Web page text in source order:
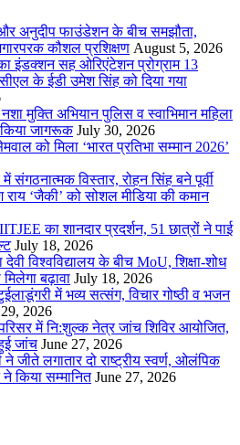
और अनुदीप फाउंडेशन के बीच समझौता,
कौशल प्रशिक्षण August 5, 2026
का इंडक्शन सह ओरिएंटेशन प्रोग्राम 13
के ईडी उमेश सिंह को दिया गया
मुक्ति अभियान पुलिस व स्वाभिमान महिला
किया जागरूक July 30, 2026
को मिला ‘भारत प्रतिभा सम्मान 2026’
विस्तार, रोहन सिंह बने पूर्वी
‘जैकी’ को सोशल मीडिया की कमान
का शानदार प्रदर्शन, 51 छात्रों ने पाई
July 18, 2026
विश्वविद्यालय के बीच MoU, शिक्षा-शोध
बढ़ावा July 18, 2026
में भव्य सत्संग, विचार गोष्ठी व भजन
2026
में नि:शुल्क नेत्र जांच शिविर आयोजित,
जांच June 27, 2026
ने जीते लगातार दो राष्ट्रीय स्वर्ण, ओलंपिक
किया सम्मानित June 27, 2026